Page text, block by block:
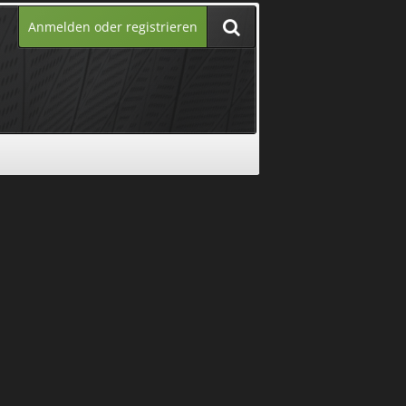
Anmelden oder registrieren